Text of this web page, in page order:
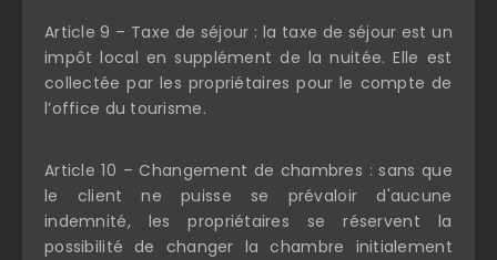
Article 9 – Taxe de séjour : la taxe de séjour est un
impôt local en supplément de la nuitée. Elle est
collectée par les propriétaires pour le compte de
l’office du tourisme.
Article 10 – Changement de chambres : sans que
le client ne puisse se prévaloir d'aucune
indemnité, les propriétaires se réservent la
possibilité de changer la chambre initialement